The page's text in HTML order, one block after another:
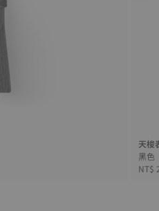
天梭
NT$